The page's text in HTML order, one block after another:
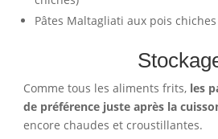
Pâtes Maltagliati aux pois chiches
Comme tous les aliments frits, les
de préférence juste après la
encore chaudes et croustillantes.